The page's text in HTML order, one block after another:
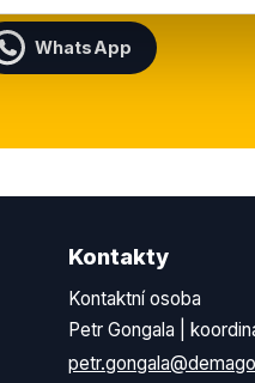
WhatsApp
Kontakty
Kontaktní osoba
Petr Gongala |